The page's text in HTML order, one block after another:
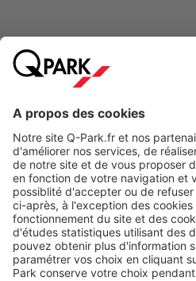
Modes de
A